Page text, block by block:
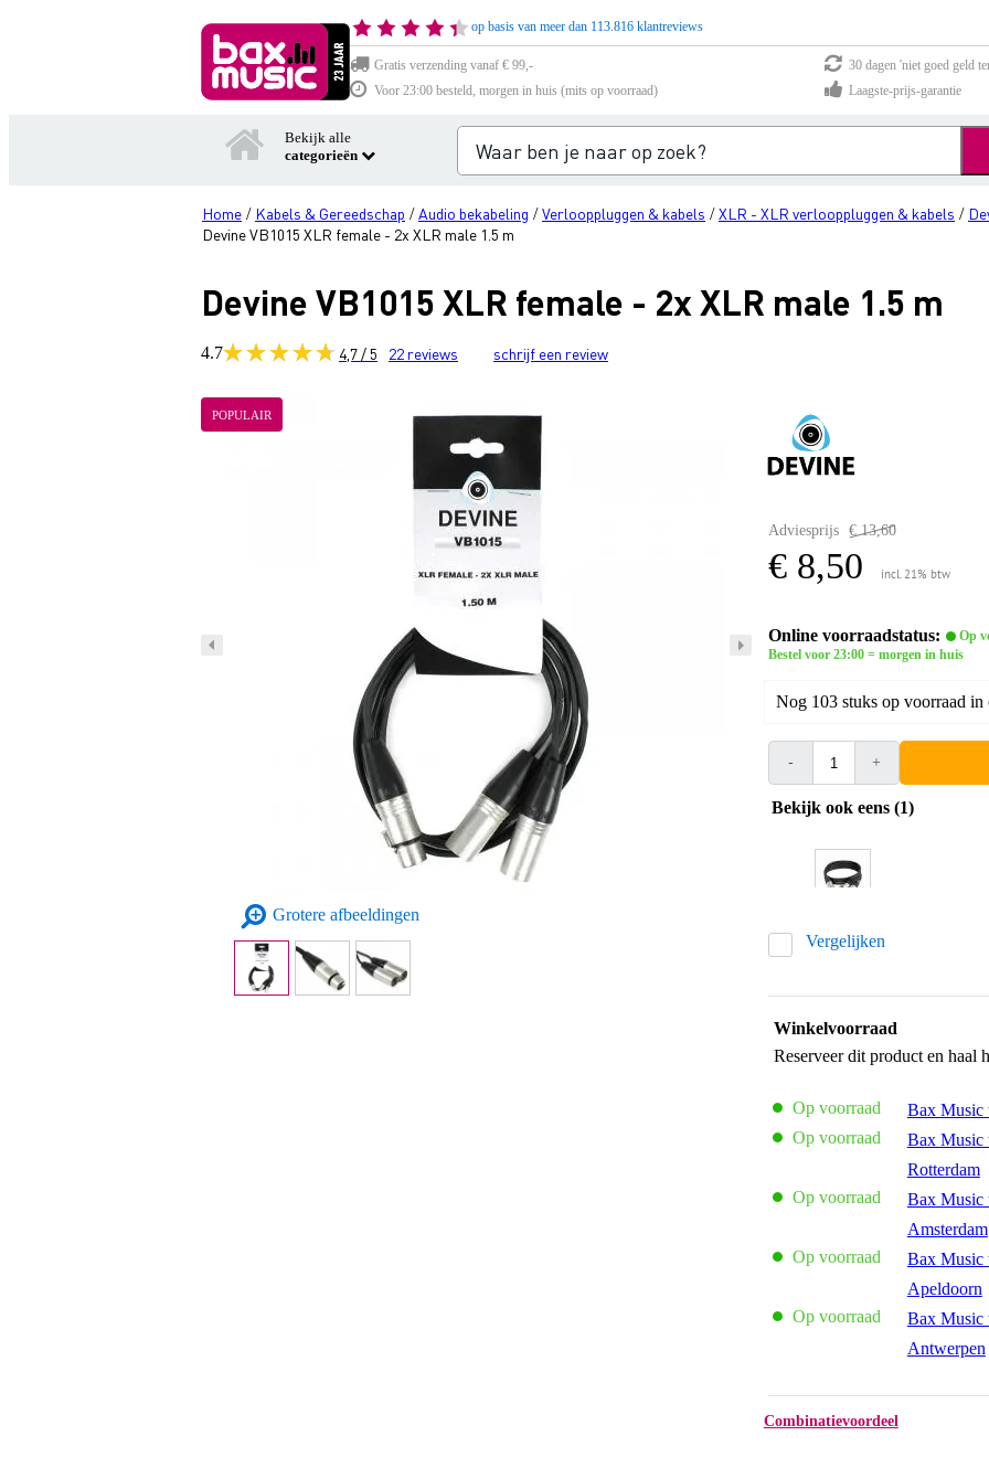
op basis van meer dan 113.816 klantreviews
Gratis verzending vanaf € 99,-
30 dagen 'niet goed geld
Voor 23:00 besteld, morgen in huis (mits op voorraad)
Laagste-prijs-garantie
Bekijk alle
categorieën
Home / Kabels & Gereedschap /Audio bekabeling /Verlooppluggen & kabels /XLR - XLR verlooppluggen & kabels /
Devine VB1015 XLR female - 2x XLR male 1.5 m
Devine VB1015 XLR female - 2x XLR male 1.5 m
4.7 4,7 / 5 22reviews schrijf een review
POPULAIR
Grotere afbeeldingen
Adviesprijs € 13,60
€ 8,50 incl. 21% btw
Online voorraadstatus:
Op
Bestel voor 23:00 = morgen in huis
Nog 103 stuks op voorraad in
- +
Bekijk ook eens (1)
Vergelijken
Winkelvoorraad
Reserveer dit product en haal
Op voorraad Bax Music
Op voorraad
Bax Music
Rotterdam
Op voorraad
Bax Music
Amsterdam
Op voorraad
Bax Music
Apeldoorn
Op voorraad
Bax Music
Antwerpen
Combinatievoordeel